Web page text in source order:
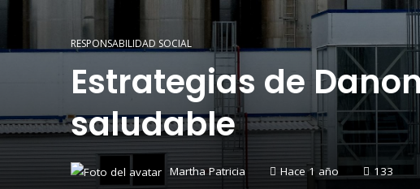
RESPONSABILIDAD SOCIAL
Estrategias de
saludable
Martha Patricia Hace 1 año 133